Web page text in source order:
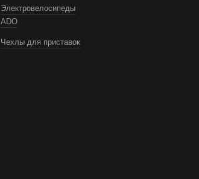
Электровелосипеды
ADO
Чехлы для приставок